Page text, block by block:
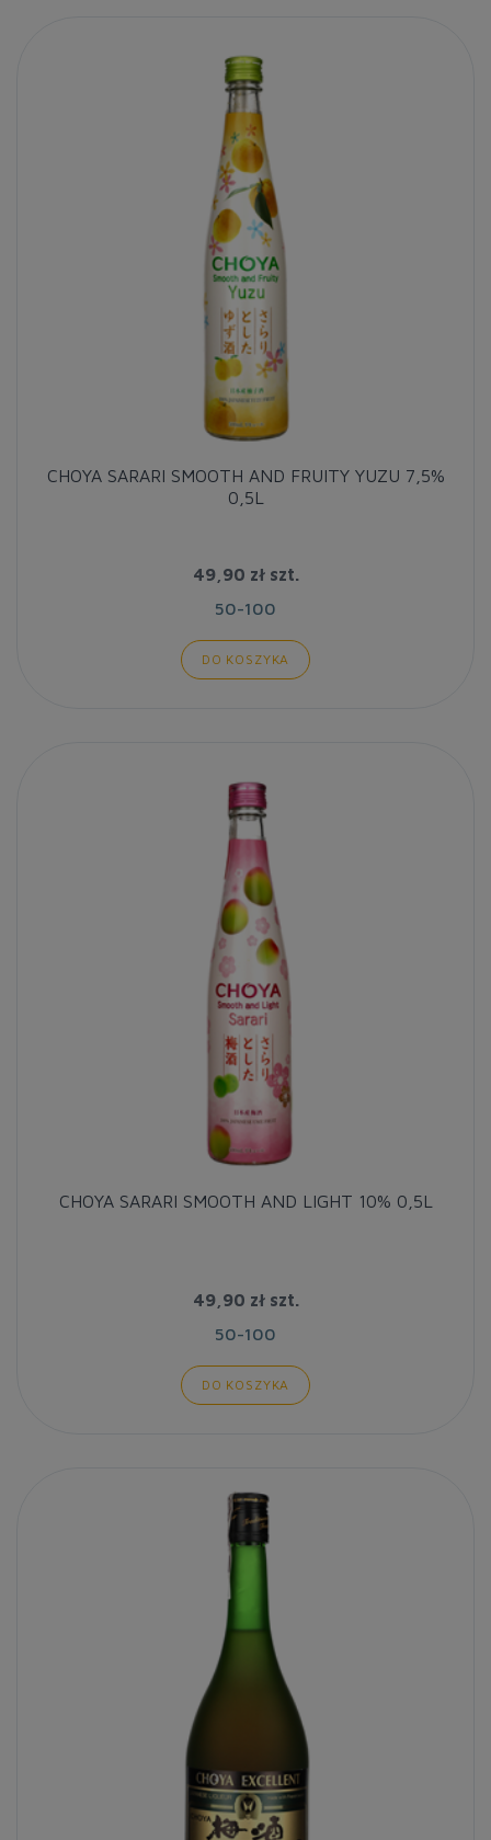
CHOYA SARARI SMOOTH AND FRUITY YUZU 7,5%
0,5L
49,90 złszt.
50-100
DO KOSZYKA
CHOYA SARARI SMOOTH AND LIGHT 10% 0,5L
49,90 złszt.
50-100
DO KOSZYKA